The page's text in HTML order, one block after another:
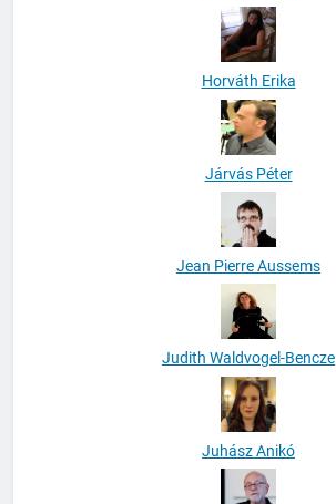
Horváth Erika
Járvás Péter
Jean Pierre Aussems
Judith Waldvogel-Bencze
Juhász Anikó